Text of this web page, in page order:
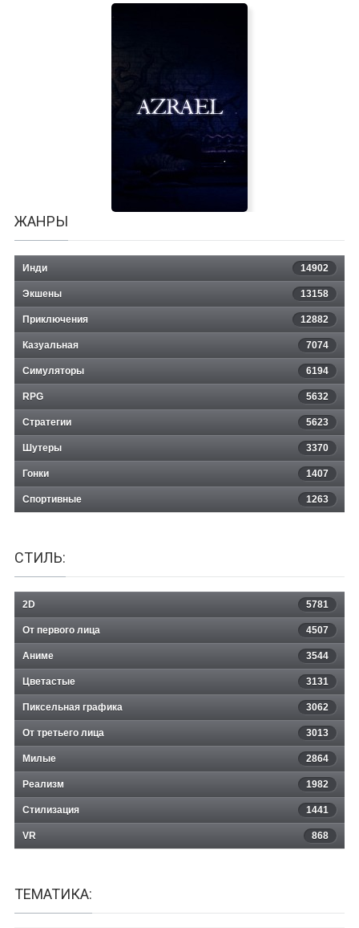
Ensora
ЖАНРЫ
Инди 14902
Экшены 13158
Приключения 12882
Казуальная 7074
Симуляторы 6194
RPG 5632
Стратегии 5623
Шутеры 3370
Гонки 1407
Спортивные 1263
СТИЛЬ:
2D 5781
От первого лица 4507
Аниме 3544
Цветастые 3131
Пиксельная графика 3062
От третьего лица 3013
Милые 2864
Реализм 1982
Стилизация 1441
VR 868
ТЕМАТИКА: